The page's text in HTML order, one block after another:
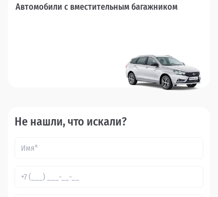
Автомобили с вместительным багажником
Не нашли, что искали?